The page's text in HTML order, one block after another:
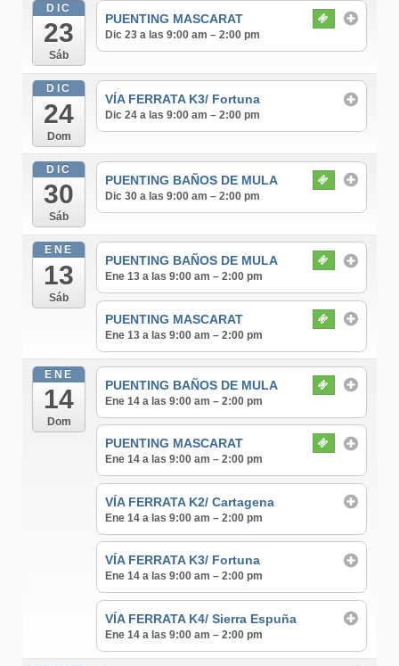
DIC
23
Sáb
PUENTING MASCARAT
Dic 23 a las 9:00 am – 2:00 pm
DIC
24
Dom
VÍA FERRATA K3/ Fortuna
Dic 24 a las 9:00 am – 2:00 pm
DIC
30
Sáb
PUENTING BAÑOS DE MULA
Dic 30 a las 9:00 am – 2:00 pm
ENE
13
Sáb
PUENTING BAÑOS DE MULA
Ene 13 a las 9:00 am – 2:00 pm
PUENTING MASCARAT
Ene 13 a las 9:00 am – 2:00 pm
ENE
14
Dom
PUENTING BAÑOS DE MULA
Ene 14 a las 9:00 am – 2:00 pm
PUENTING MASCARAT
Ene 14 a las 9:00 am – 2:00 pm
VÍA FERRATA K2/ Cartagena
Ene 14 a las 9:00 am – 2:00 pm
VÍA FERRATA K3/ Fortuna
Ene 14 a las 9:00 am – 2:00 pm
VÍA FERRATA K4/ Sierra Espuña
Ene 14 a las 9:00 am – 2:00 pm